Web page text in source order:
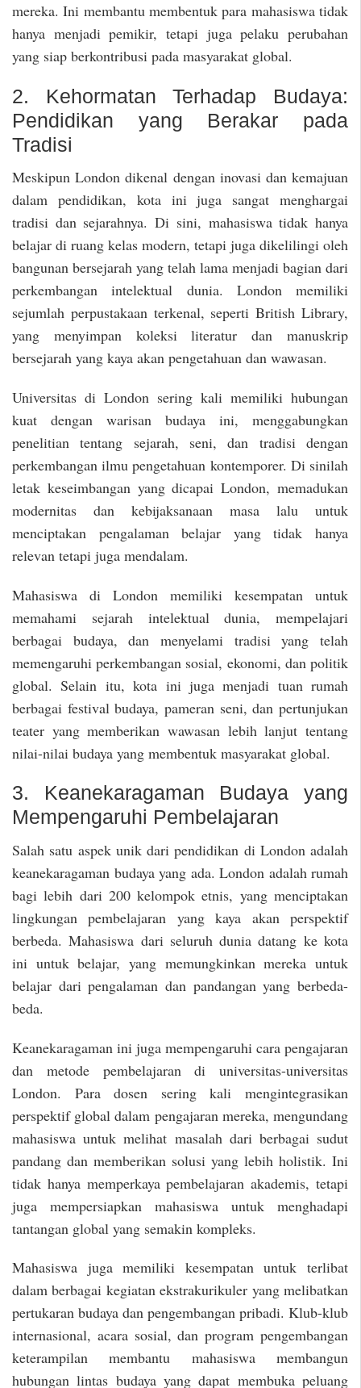
mereka. Ini membantu membentuk para mahasiswa tidak
hanya menjadi pemikir, tetapi juga pelaku perubahan
yang siap berkontribusi pada masyarakat global.
2. Kehormatan Terhadap Budaya:
Pendidikan yang Berakar pada
Tradisi
Meskipun London dikenal dengan inovasi dan kemajuan
dalam pendidikan, kota ini juga sangat menghargai
tradisi dan sejarahnya. Di sini, mahasiswa tidak hanya
belajar di ruang kelas modern, tetapi juga dikelilingi oleh
bangunan bersejarah yang telah lama menjadi bagian dari
perkembangan intelektual dunia. London memiliki
sejumlah perpustakaan terkenal, seperti British Library,
yang menyimpan koleksi literatur dan manuskrip
bersejarah yang kaya akan pengetahuan dan wawasan.
Universitas di London sering kali memiliki hubungan
kuat dengan warisan budaya ini, menggabungkan
penelitian tentang sejarah, seni, dan tradisi dengan
perkembangan ilmu pengetahuan kontemporer. Di sinilah
letak keseimbangan yang dicapai London, memadukan
modernitas dan kebijaksanaan masa lalu untuk
menciptakan pengalaman belajar yang tidak hanya
relevan tetapi juga mendalam.
Mahasiswa di London memiliki kesempatan untuk
memahami sejarah intelektual dunia, mempelajari
berbagai budaya, dan menyelami tradisi yang telah
memengaruhi perkembangan sosial, ekonomi, dan politik
global. Selain itu, kota ini juga menjadi tuan rumah
berbagai festival budaya, pameran seni, dan pertunjukan
teater yang memberikan wawasan lebih lanjut tentang
nilai-nilai budaya yang membentuk masyarakat global.
3. Keanekaragaman Budaya yang
Mempengaruhi Pembelajaran
Salah satu aspek unik dari pendidikan di London adalah
keanekaragaman budaya yang ada. London adalah rumah
bagi lebih dari 200 kelompok etnis, yang menciptakan
lingkungan pembelajaran yang kaya akan perspektif
berbeda. Mahasiswa dari seluruh dunia datang ke kota
ini untuk belajar, yang memungkinkan mereka untuk
belajar dari pengalaman dan pandangan yang berbeda-
beda.
Keanekaragaman ini juga mempengaruhi cara pengajaran
dan metode pembelajaran di universitas-universitas
London. Para dosen sering kali mengintegrasikan
perspektif global dalam pengajaran mereka, mengundang
mahasiswa untuk melihat masalah dari berbagai sudut
pandang dan memberikan solusi yang lebih holistik. Ini
tidak hanya memperkaya pembelajaran akademis, tetapi
juga mempersiapkan mahasiswa untuk menghadapi
tantangan global yang semakin kompleks.
Mahasiswa juga memiliki kesempatan untuk terlibat
dalam berbagai kegiatan ekstrakurikuler yang melibatkan
pertukaran budaya dan pengembangan pribadi. Klub-klub
internasional, acara sosial, dan program pengembangan
keterampilan membantu mahasiswa membangun
hubungan lintas budaya yang dapat membuka peluang